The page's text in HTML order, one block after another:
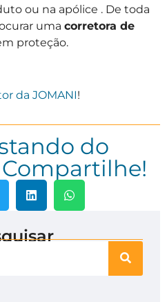
ou na apólice . De toda
uma corretora de
proteção.
da JOMANI!
do